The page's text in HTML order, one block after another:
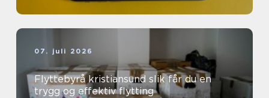
07. juli 2026
Flyttebyrå kristiansund slik får du en
trygg og effektiv flytting